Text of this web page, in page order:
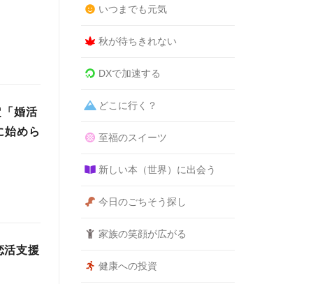
婚活
始めら
活支援
いつまでも元気
秋が待ちきれない
DXで加速する
どこに行く？
至福のスイーツ
新しい本（世界）に出会う
今日のごちそう探し
家族の笑顔が広がる
健康への投資